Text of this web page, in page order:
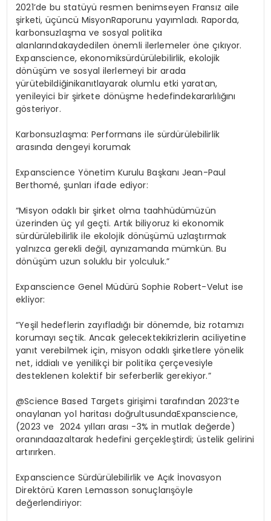
2021’debu statüyü resmen benimseyen Fransız aile
şirketi,üçüncü MisyonRaporunu yayımladı. Raporda,
karbonsuzlaşma vesosyal politika
alanlarındakaydedilen önemli ilerlemeler öne çıkıyor.
Expanscience, ekonomiksürdürülebilirlik,ekolojik
dönüşüm vesosyal ilerlemeyi bir arada
yürütebildiğinikanıtlayarak olumlu etki yaratan,
yenileyici bir şirkete dönüşme hedefindekararlılığını
gösteriyor.
Karbonsuzlaşma:Performans ile sürdürülebilirlik
arasında dengeyi korumak
Expanscience Yönetim Kurulu Başkanı Jean-Paul
Berthomé,şunları ifade ediyor:
“Misyon odaklı bir şirket olma taahhüdümüzün
üzerinden üç yıl geçti.Artık biliyoruz kiekonomik
sürdürülebilirlik ile ekolojik dönüşümü uzlaştırmak
yalnızca gerekli değil, aynızamanda mümkün. Bu
dönüşüm uzun soluklu bir yolculuk.”
Expanscience GenelMüdürü Sophie Robert-Velut ise
ekliyor:
“Yeşil hedeflerin zayıfladığı bir dönemde, bizrotamızı
korumayı seçtik. Ancak gelecektekikrizlerin aciliyetine
yanıt verebilmek için, misyon odaklı şirketlere yönelik
net, iddialı ve yenilikçi bir politika çerçevesiyle
desteklenen kolektif bir seferberlik gerekiyor.”
@Science Based Targets girişimi tarafından 2023’te
onaylanan yol haritası doğrultusundaExpanscience,
(2023 ve 2024yılları arası -3% in mutlak değerde)
oranındaazaltarak hedefini gerçekleştirdi;üstelik gelirini
artırırken.
Expanscience Sürdürülebilirlik ve Açık İnovasyon
DirektörüKaren Lemasson sonuçlarışöyle
değerlendiriyor: